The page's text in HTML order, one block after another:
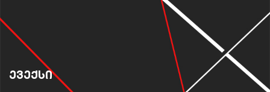
ევექსი